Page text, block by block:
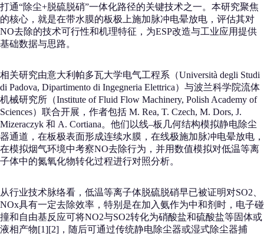
打通“除尘+脱硫脱硝”一体化路径的关键技术之一。本研究聚焦
的核心，就是在带水膜的板极上施加脉冲电晕放电，评估其对
NO去除的技术可行性和机理特征，为ESP改造与工业应用提供
基础数据与思路。
相关研究由意大利帕多瓦大学电气工程系（Università degli Studi
di Padova, Dipartimento di Ingegneria Elettrica）与波兰科学院流体
机械研究所（Institute of Fluid Flow Machinery, Polish Academy of
Sciences）联合开展，作者包括 M. Rea, T. Czech, M. Dors, J.
Mizeraczyk 和 A. Cortiana。他们以线–板几何结构模拟静电除尘
器通道，在板极表面形成连续水膜，在线极施加脉冲电晕放电，
在模拟烟气环境中考察NO去除行为，并用数值模拟对低温等离
子体中的氮氧化物转化过程进行对照分析。
从行业技术脉络看，低温等离子体脱硫脱硝早已被证明对SO2、
NOx具有一定去除效率，特别是在加入氨作为中和剂时，电子碰
撞和自由基反应可将NO2与SO2转化为硝酸盐和硫酸盐等固体或
液相产物[1][2]，随后可通过传统静电除尘器或湿式除尘器捕